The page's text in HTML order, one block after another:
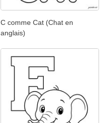
C comme Cat (Chat en
anglais)